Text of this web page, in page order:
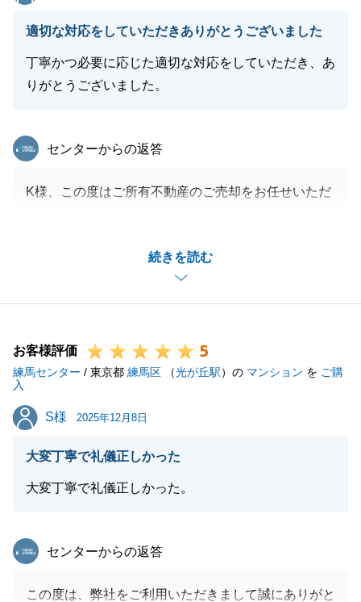
閉じる
適切な対応をしていただきありがとうございました
丁寧かつ必要に応じた適切な対応をしていただき、あ
りがとうございました。
続きを読む
東急リバブル
センターからの返答
K様、この度はご所有不動産のご売却をお任せいただ
ーにご対応いただいたおかげで、滞りなく完結するこ
引き続きお困りのことがございましたら、お気軽にご
お客様評価 5
練馬センター / 東京都 練馬区 （光が丘駅）の マンション を ご購
入
S様
S様 2025年12月8日
大変丁寧で礼儀正しかった
大変丁寧で礼儀正しかった。
東急リバブル
センターからの返答
この度は、弊社をご利用いただきまして誠にありがと